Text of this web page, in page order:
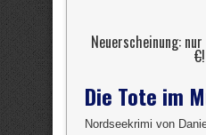
Neuerscheinung:
€!
Die Tote im
Nordseekrimi von